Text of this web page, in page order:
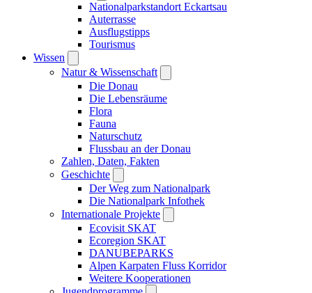
Nationalparkstandort Eckartsau
Auterrasse
Ausflugstipps
Tourismus
Wissen
Natur & Wissenschaft
Die Donau
Die Lebensräume
Flora
Fauna
Naturschutz
Flussbau an der Donau
Zahlen, Daten, Fakten
Geschichte
Der Weg zum Nationalpark
Die Nationalpark Infothek
Internationale Projekte
Ecovisit SKAT
Ecoregion SKAT
DANUBEPARKS
Alpen Karpaten Fluss Korridor
Weitere Kooperationen